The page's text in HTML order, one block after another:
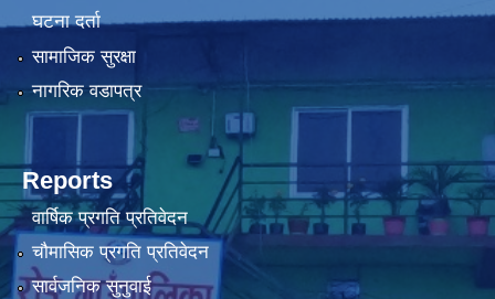
घटना दर्ता
सामाजिक सुरक्षा
नागरिक वडापत्र
Reports
वार्षिक प्रगति प्रतिवेदन
चौमासिक प्रगति प्रतिवेदन
सार्वजनिक सुनुवाई